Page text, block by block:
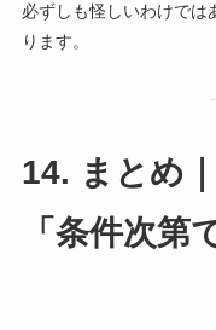
必ずしも怪しいわけでは
ります。
14. まとめ
「条件次第